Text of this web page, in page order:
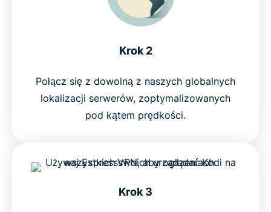
Krok 2
Połącz się z dowolną z naszych globalnych
lokalizacji serwerów, zoptymalizowanych
pod kątem prędkości.
Krok 3